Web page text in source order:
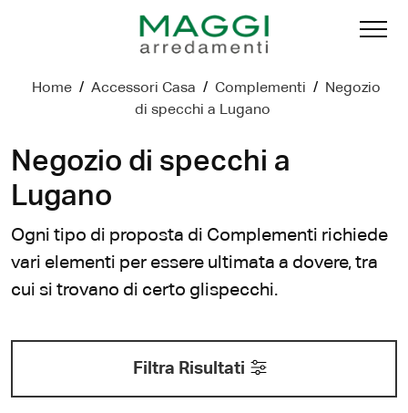
Home / Accessori Casa / Complementi / Negozio
di specchi a Lugano
Negozio di specchi a
Lugano
Ogni tipo di proposta di Complementi richiede
vari elementi per essere ultimata a dovere, tra
cui si trovano di certo glispecchi.
Filtra Risultati